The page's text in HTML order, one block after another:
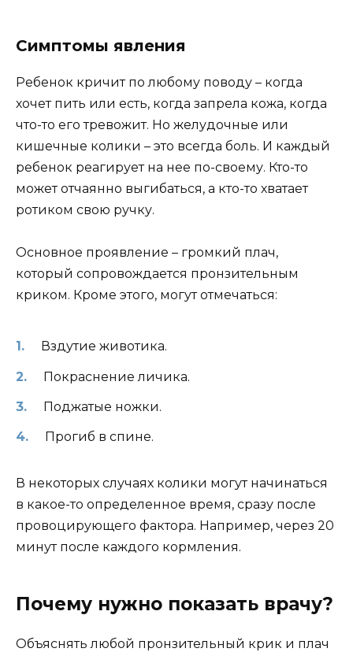
Симптомы явления
Ребенок кричит по любому поводу – когда
хочет пить или есть, когда запрела кожа, когда
что-то его тревожит. Но желудочные или
кишечные колики – это всегда боль. И каждый
ребенок реагирует на нее по-своему. Кто-то
может отчаянно выгибаться, а кто-то хватает
ротиком свою ручку.
Основное проявление – громкий плач,
который сопровождается пронзительным
криком. Кроме этого, могут отмечаться:
Вздутие животика.
Покраснение личика.
Поджатые ножки.
Прогиб в спине.
В некоторых случаях колики могут начинаться
в какое-то определенное время, сразу после
провоцирующего фактора. Например, через 20
минут после каждого кормления.
Почему нужно показать врачу?
Объяснять любой пронзительный крик и плач